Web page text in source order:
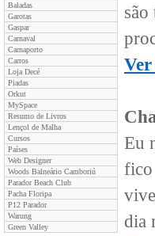
Baladas
Garotas
Gaspar
Carnaval
Carnaporto
Carros
Loja Decé
Piadas
Orkut
MySpace
Resumo de Livros
Lençol de Malha
Cursos
Países
Web Designer
Woods Balneário Camboriú
Parador Beach Club
Pacha Floripa
P12 Parador
Warung
Green Valley
são
Eu
fico
dia